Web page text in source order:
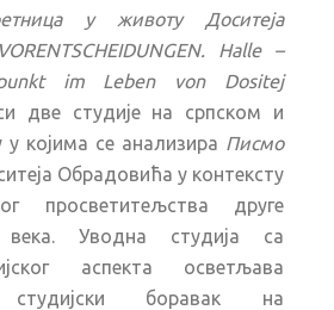
у животу Доситеја
Halle –
im Leben von Dositej
две студије на српском и
у којима се анализира Писмо
Обрадовића у контексту
просветитељства друге
Уводна студија са
аспекта осветљава
студијски боравак на